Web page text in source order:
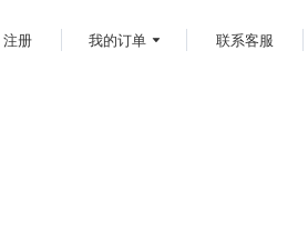
注册 我的订单 联系客服